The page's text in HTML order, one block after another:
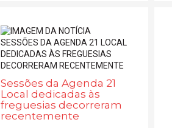
Sessões da Agenda 21
Local dedicadas às
freguesias decorreram
recentemente